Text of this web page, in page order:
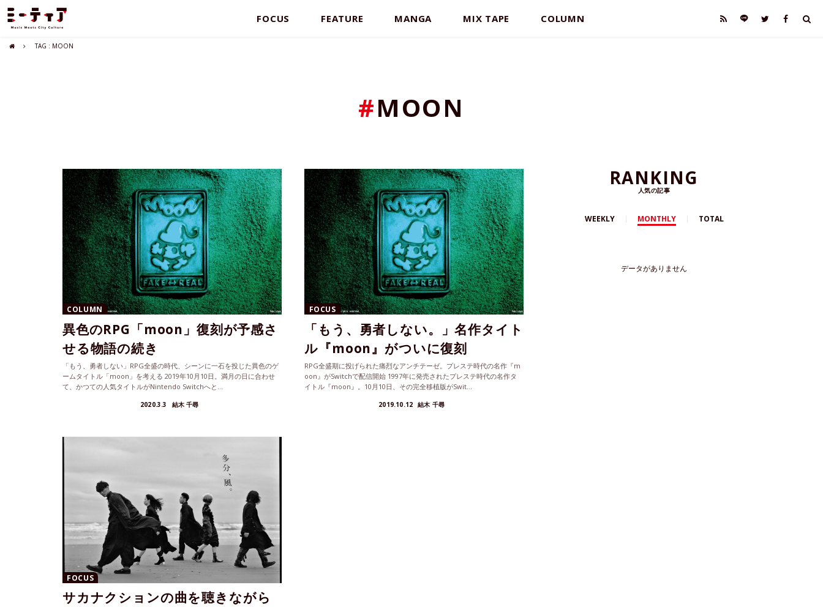
FOCUS FEATURE MANGA MIX TAPE COLUMN
TAG : MOON
#MOON
COLUMN
異色のRPG「moon」復刻が予感さ
せる物語の続き
「もう、勇者しない」RPG全盛の時代、シーンに一石を投じた異色のゲ
ームタイトル「moon」を考える 2019年10月10日。満月の日に合わせ
て、かつての人気タイトルがNintendo Switchへと...
2020.3.3 結木 千尋
FOCUS
「もう、勇者しない。」名作タイト
ル『moon』がついに復刻
RPG全盛期に投げられた痛烈なアンチテーゼ。プレステ時代の名作『m
oon』がSwitchで配信開始 1997年に発売されたプレステ時代の名作タ
イトル『moon』。10月10日、その完全移植版がSwit...
2019.10.12 結木 千尋
FOCUS
サカナクションの曲を聴きながら
RANKING
人気の記事
WEEKLY MONTHLY TOTAL
データがありません